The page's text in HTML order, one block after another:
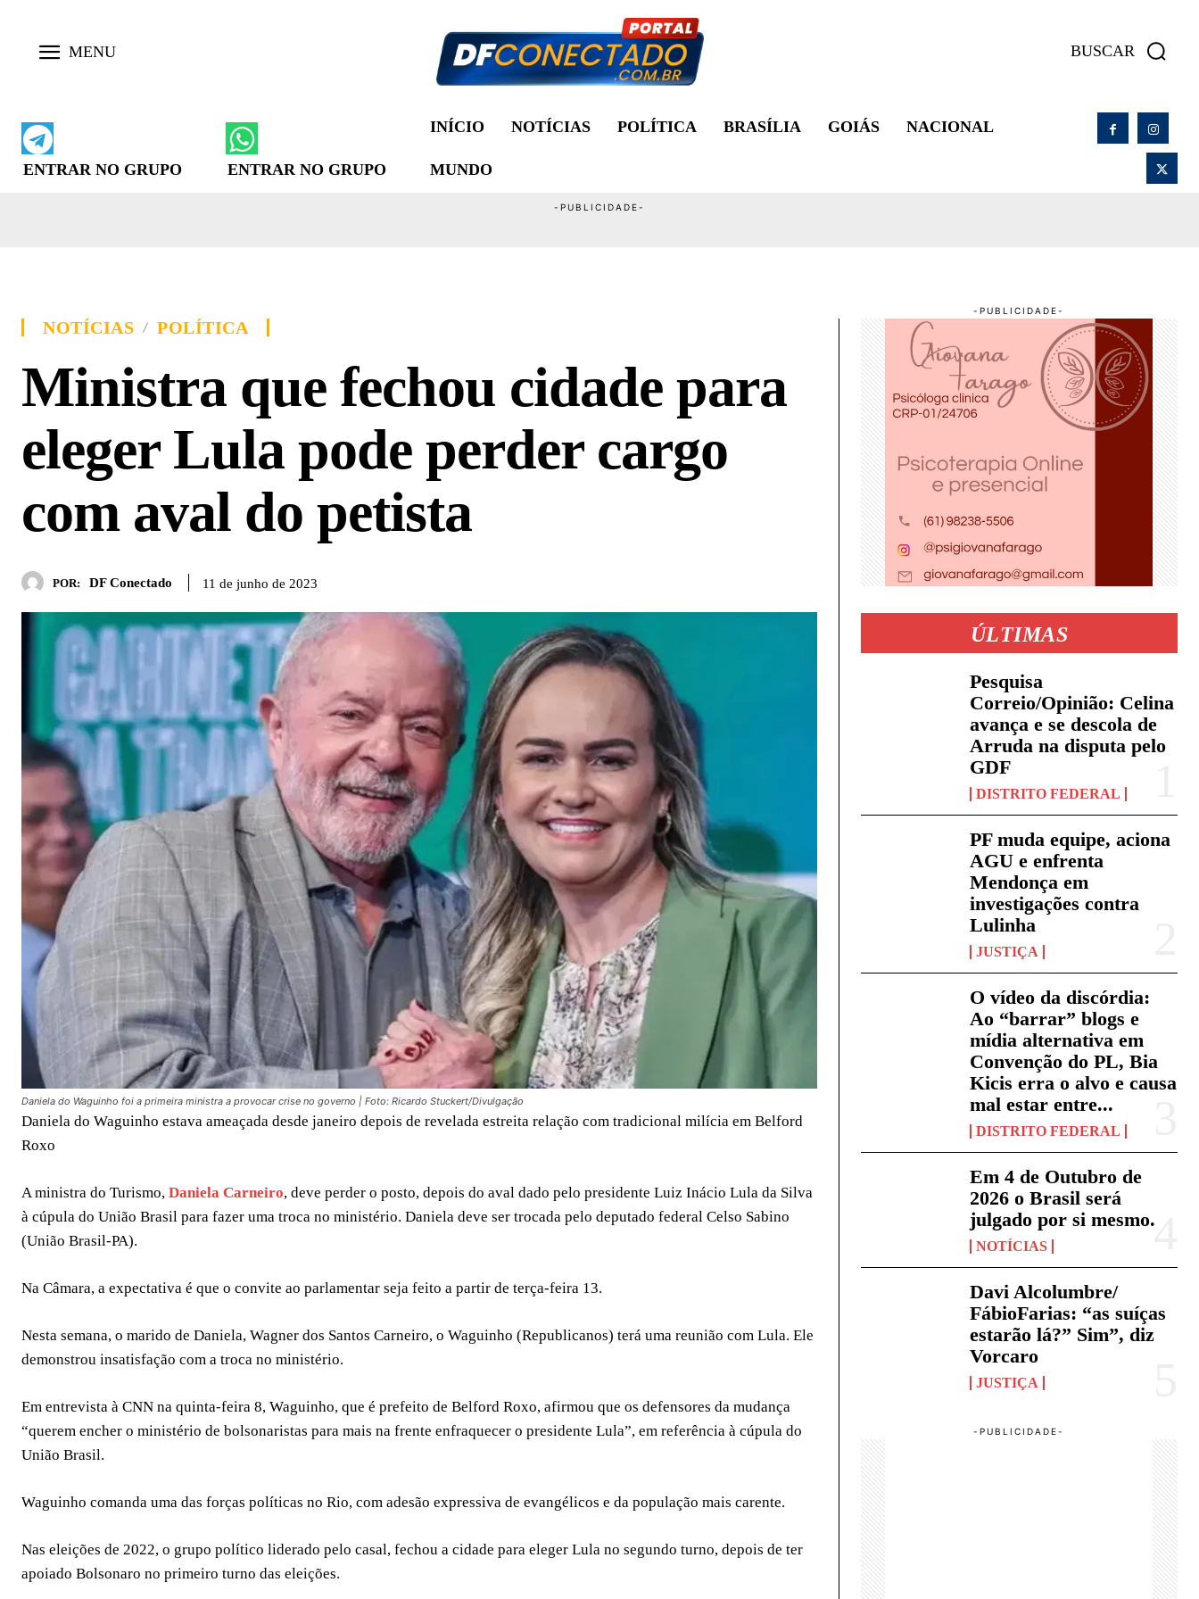
BUSCAR
ENTRAR NO GRUPO ENTRAR NO GRUPO
INÍCIO NOTÍCIAS POLÍTICA BRASÍLIA GOIÁS NACIONAL
MUNDO
NOTÍCIAS POLÍTICA
Ministra que fechou cidade para
eleger Lula pode perder cargo
com aval do petista
POR: DF Conectado 11 de junho de 2023
Daniela do Waguinho foi a primeira ministra a provocar crise no governo | Foto: Ricardo Stuckert/Divulgação
Daniela do Waguinho estava ameaçada desde janeiro depois de revelada estreita relação com tradicional milícia em Belford
Roxo
A ministra do Turismo, Daniela Carneiro, deve perder o posto, depois do aval dado pelo presidente Luiz Inácio Lula da Silva
à cúpula do União Brasil para fazer uma troca no ministério. Daniela deve ser trocada pelo deputado federal Celso Sabino
(União Brasil-PA).
Na Câmara, a expectativa é que o convite ao parlamentar seja feito a partir de terça-feira 13.
Nesta semana, o marido de Daniela, Wagner dos Santos Carneiro, o Waguinho (Republicanos) terá uma reunião com Lula. Ele
demonstrou insatisfação com a troca no ministério.
Em entrevista à CNN na quinta-feira 8, Waguinho, que é prefeito de Belford Roxo, afirmou que os defensores da mudança
“querem encher o ministério de bolsonaristas para mais na frente enfraquecer o presidente Lula”, em referência à cúpula do
União Brasil.
Waguinho comanda uma das forças políticas no Rio, com adesão expressiva de evangélicos e da população mais carente.
Nas eleições de 2022, o grupo político liderado pelo casal, fechou a cidade para eleger Lula no segundo turno, depois de ter
apoiado Bolsonaro no primeiro turno das eleições.
ÚLTIMAS
Pesquisa
Correio/Opinião: Celina
avança e se descola de
Arruda na disputa pelo
GDF
DISTRITO FEDERAL
PF muda equipe, aciona
AGU e enfrenta
Mendonça em
investigações contra
Lulinha
JUSTIÇA
O vídeo da discórdia:
Ao “barrar” blogs e
mídia alternativa em
Convenção do PL, Bia
Kicis erra o alvo e causa
mal estar entre...
DISTRITO FEDERAL
Em 4 de Outubro de
2026 o Brasil será
julgado por si mesmo.
NOTÍCIAS
Davi Alcolumbre/
FábioFarias: “as suíças
estarão lá?” Sim”, diz
Vorcaro
JUSTIÇA